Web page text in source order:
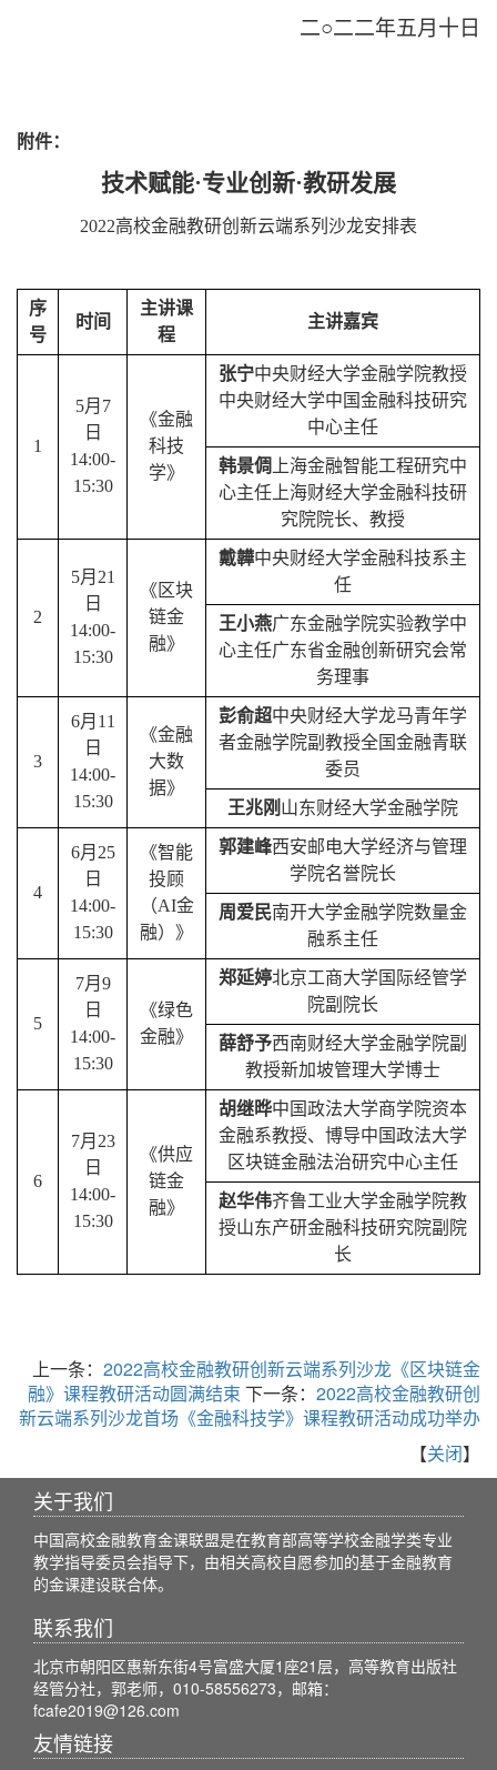
二○二二年五月十日
附件：
技术赋能·专业创新·教研发展
2022高校金融教研创新云端系列沙龙安排表
序
号
时间
主讲课
程
主讲嘉宾
1
5月 7
日
14:00-
15:30
《金融
科技
学》
张宁中央财经大学金融学院教授
中央财经大学中国金融科技研究
中心主任
韩景倜 上海金融智能工程研究中
心主任上海财经大学金融科技研
究院院长、教授
2
5月 21
日
14:00-
15:30
《区块
链金
融》
戴韡中央财经大学金融科技系主
任
王小燕广东金融学院实验教学中
心主任广东省金融创新研究会常
务理事
3
6月 11
日
14:00-
15:30
《金融
大数
据》
彭俞超中央财经大学龙马青年学
者金融学院副教授全国金融青联
委员
王兆刚 山东财经大学金融学院
4
6月 25
日
14:00-
15:30
《智能
投顾
（AI金
融）》
郭建峰西安邮电大学经济与管理
学院名誉院长
周爱民南开大学金融学院数量金
融系主任
5
7月 9
日
14:00-
15:30
《绿色
金融》
郑延婷北京工商大学国际经管学
院副院长
薛舒予西南财经大学金融学院副
教授新加坡管理大学博士
6
7月 23
日
14:00-
15:30
《供应
链金
融》
胡继晔中国政法大学商学院资本
金融系教授、博导中国政法大学
区块链金融法治研究中心主任
赵华伟齐鲁工业大学金融学院教
授山东产研金融科技研究院副院
长
上一条： 2022高校金融教研创新云端系列沙龙《区块链金
融》课程教研活动圆满结束 下一条： 2022高校金融教研创
新云端系列沙龙首场《金融科技学》课程教研活动成功举办
【关闭】
关于我们
中国高校金融教育金课联盟是在教育部高等学校金融学类专业
教学指导委员会指导下，由相关高校自愿参加的基于金融教育
的金课建设联合体。
联系我们
北京市朝阳区惠新东街4号富盛大厦1座21层，高等教育出版社
经管分社，郭老师，010-58556273，邮箱：
fcafe2019@126.com
友情链接